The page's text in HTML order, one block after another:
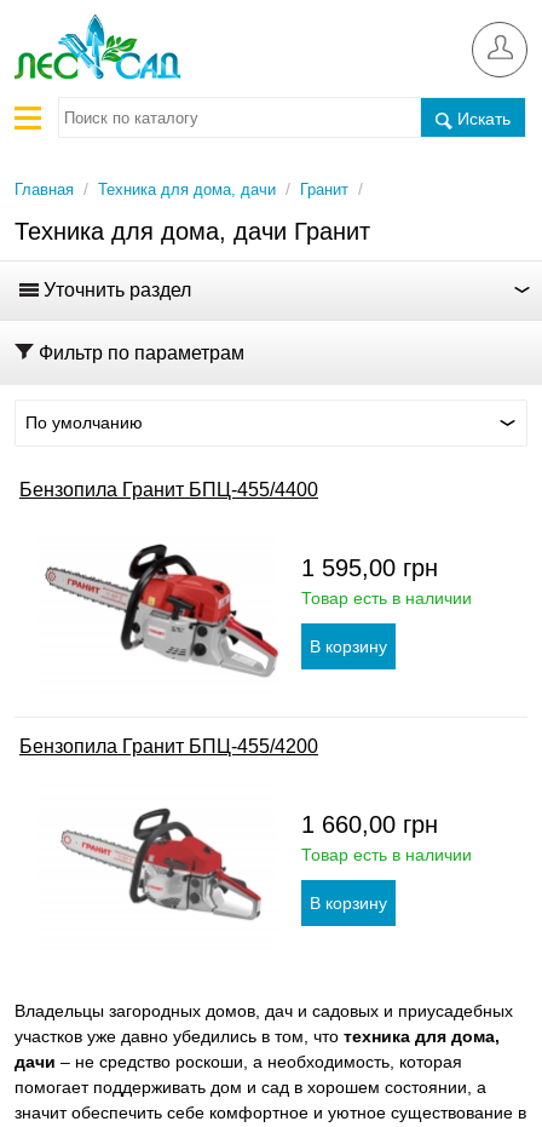
Искать
Главная / Техника для дома, дачи / Гранит /
Техника для дома, дачи Гранит
Уточнить раздел
Фильтр по параметрам
По умолчанию
Бензопила Гранит БПЦ-455/4400
1 595,00 грн
Товар есть в наличии
Бензопила Гранит БПЦ-455/4200
1 660,00 грн
Товар есть в наличии
Владельцы загородных домов, дач и садовых и приусадебных
участков уже давно убедились в том, что техника для дома,
дачи – не средство роскоши, а необходимость, которая
помогает поддерживать дом и сад в хорошем состоянии, а
значит обеспечить себе комфортное и уютное существование в